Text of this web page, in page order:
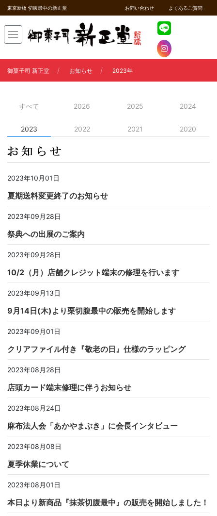
東京新橋 切腹最中の新正堂 お問い合わせ よくあるご質問
御菓子司 新正堂 お知らせ 2023年
すべて 2026 2025 2024
2023 2022 2021 2020
2023年10月01日
夏期送料変更終了のお知らせ
2023年09月28日
祭典への出展のご案内
2023年09月28日
10/2（月）店舗クレジット端末の修理を行います
2023年09月13日
9月14日(木)より栗切腹最中の販売を開始します
2023年09月01日
クリアファイル付き『敬老の日』仕様のラッピング
2023年08月28日
店頭カード端末修理に伴うお知らせ
2023年08月24日
麻布法人会「あかやまぶき」に会長インタビュー
2023年08月08日
夏季休業について
2023年08月01日
本日より新商品『抹茶切腹最中』の販売を開始しました！